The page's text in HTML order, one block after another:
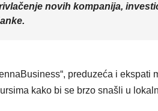
novih kompanija,
preduzeća i
kako bi se brzo snašli u